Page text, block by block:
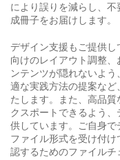
により誤りを減らし、
成冊子をお届けします。
デザイン支援もご提供
向けのレイアウト調整
ンテンツが隠れないよ
適な実践方法の提案な
たします。また、高品
クスポートできるよう
供しています。ご自身
ファイル形式を受け付
認するためのファイルチ